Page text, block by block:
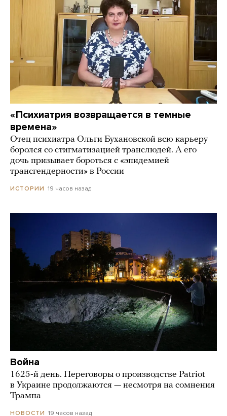
«Психиатрия возвращается в темные
времена»
Отец психиатра Ольги Бухановской всю карьеру
боролся со стигматизацией транслюдей. А его
дочь призывает бороться с «эпидемией
трансгендерности» в России
ИСТОРИИ 19 часов назад
Война
1625-й день. Переговоры о производстве Patriot
в Украине продолжаются — несмотря на сомнения
Трампа
НОВОСТИ 19 часов назад